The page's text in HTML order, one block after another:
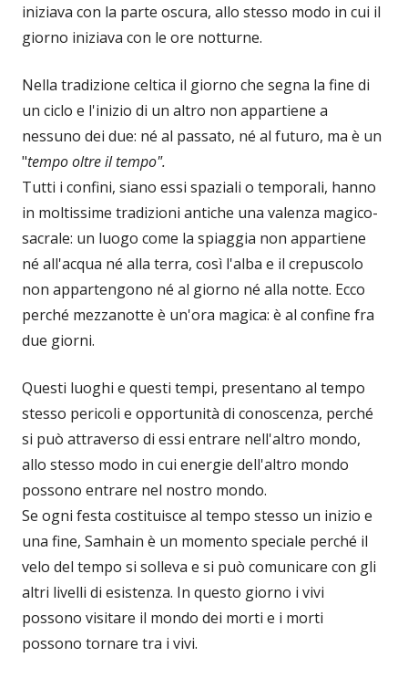
iniziava con la parte oscura, allo stesso modo in cui il
giorno iniziava con le ore notturne.
Nella tradizione celtica il giorno che segna la fine di
un ciclo e l'inizio di un altro non appartiene a
nessuno dei due: né al passato, né al futuro, ma è un
"tempo oltre il tempo".
Tutti i confini, siano essi spaziali o temporali, hanno
in moltissime tradizioni antiche una valenza magico-
sacrale: un luogo come la spiaggia non appartiene
né all'acqua né alla terra, così l'alba e il crepuscolo
non appartengono né al giorno né alla notte. Ecco
perché mezzanotte è un'ora magica: è al confine fra
due giorni.
Questi luoghi e questi tempi, presentano al tempo
stesso pericoli e opportunità di conoscenza, perché
si può attraverso di essi entrare nell'altro mondo,
allo stesso modo in cui energie dell'altro mondo
possono entrare nel nostro mondo.
Se ogni festa costituisce al tempo stesso un inizio e
una fine, Samhain è un momento speciale perché il
velo del tempo si solleva e si può comunicare con gli
altri livelli di esistenza. In questo giorno i vivi
possono visitare il mondo dei morti e i morti
possono tornare tra i vivi.